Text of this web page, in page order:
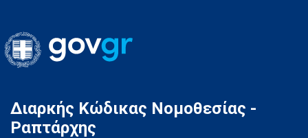
Gov.gr
Διαρκής Κώδικας Νομοθεσίας -
Ραπτάρχης